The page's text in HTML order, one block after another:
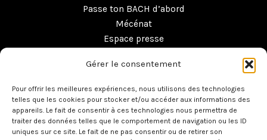
Gérer le consentement
Pour offrir les meilleures expériences, nous utilisons des technologies
telles que les cookies pour stocker et/ou accéder aux informations des
appareils. Le fait de consentir à ces technologies nous permettra de
traiter des données telles que le comportement de navigation ou les ID
uniques sur ce site. Le fait de ne pas consentir ou de retirer son
Passe ton BACH d’abord
Mécénat
Espace presse
Contact